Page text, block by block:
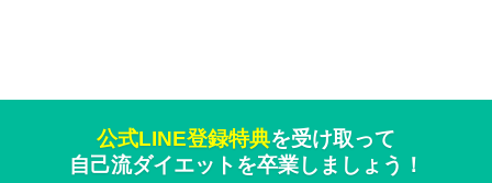
公式LINE登録特典を受け取って
自己流ダイエットを卒業しましょう！